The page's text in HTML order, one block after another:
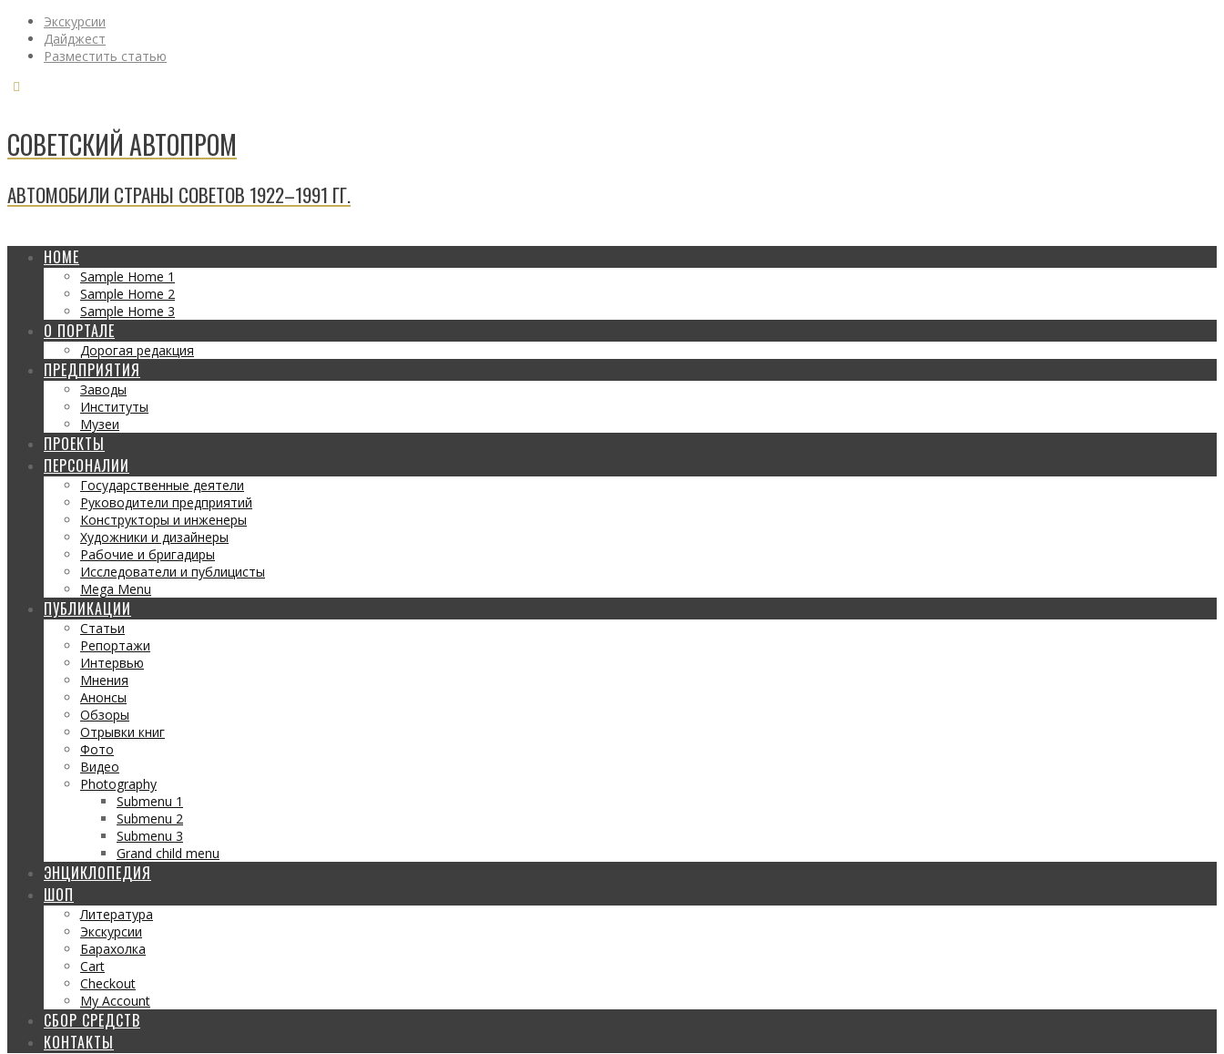
Экскурсии
Дайджест
Разместить статью
СОВЕТСКИЙ АВТОПРОМ
АВТОМОБИЛИ СТРАНЫ СОВЕТОВ 1922–1991 ГГ.
HOME
Sample Home 1
Sample Home 2
Sample Home 3
О ПОРТАЛЕ
Дорогая редакция
ПРЕДПРИЯТИЯ
Заводы
Институты
Музеи
ПРОЕКТЫ
ПЕРСОНАЛИИ
Государственные деятели
Руководители предприятий
Конструкторы и инженеры
Художники и дизайнеры
Рабочие и бригадиры
Исследователи и публицисты
Mega Menu
ПУБЛИКАЦИИ
Статьи
Репортажи
Интервью
Мнения
Анонсы
Обзоры
Отрывки книг
Фото
Видео
Photography
Submenu 1
Submenu 2
Submenu 3
Grand child menu
ЭНЦИКЛОПЕДИЯ
ШОП
Литература
Экскурсии
Барахолка
Cart
Checkout
My Account
СБОР СРЕДСТВ
КОНТАКТЫ